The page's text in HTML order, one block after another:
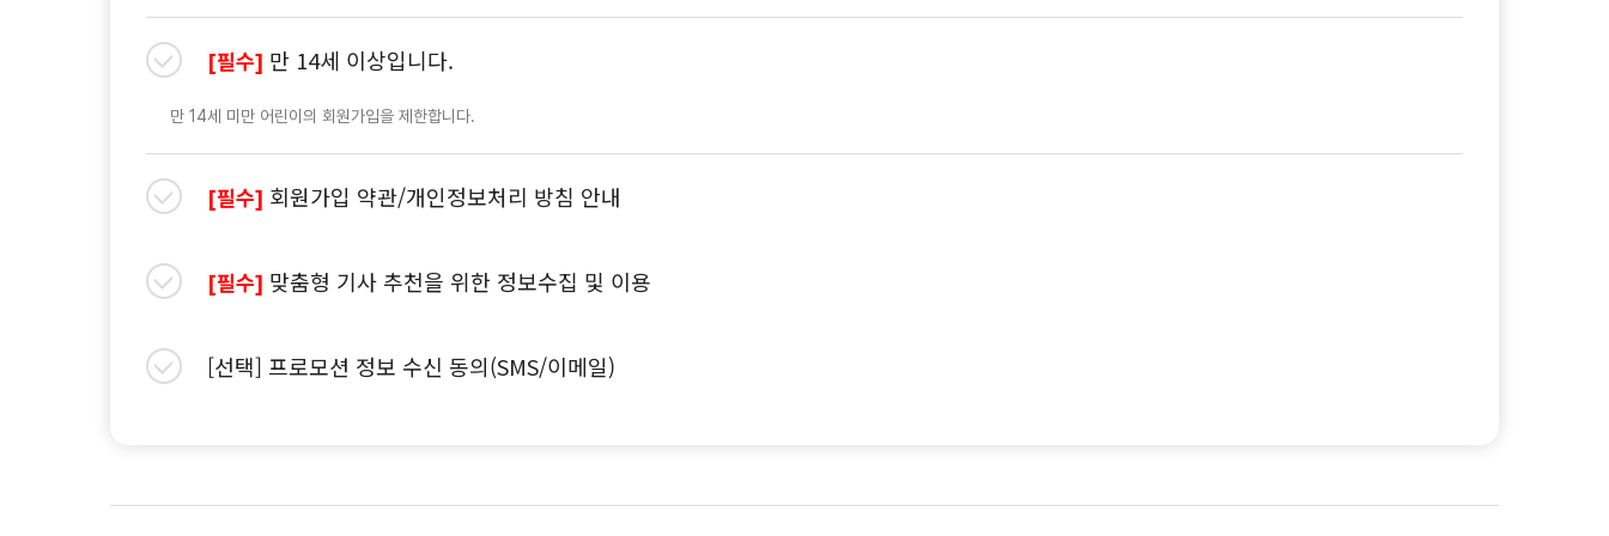
[필수] 만 14세 이상입니다.
만 14세 미만 어린이의 회원가입을 제한합니다.
[필수] 회원가입 약관/개인정보처리 방침 안내
[필수] 맞춤형 기사 추천을 위한 정보수집 및 이용
[선택] 프로모션 정보 수신 동의(SMS/이메일)